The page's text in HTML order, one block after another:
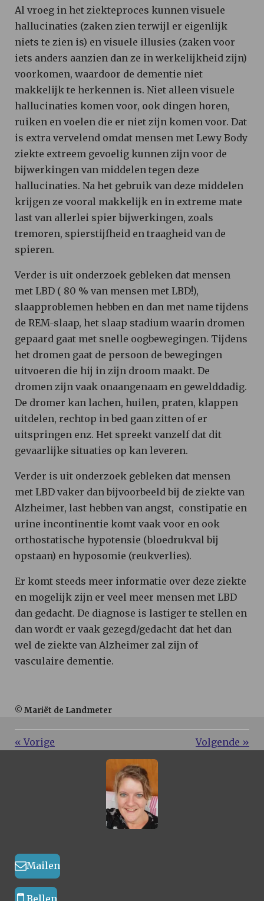
Al vroeg in het ziekteproces kunnen visuele
hallucinaties (zaken zien terwijl er eigenlijk
niets te zien is) en visuele illusies (zaken voor
iets anders aanzien dan ze in werkelijkheid zijn)
voorkomen, waardoor de dementie niet
makkelijk te herkennen is. Niet alleen visuele
hallucinaties komen voor, ook dingen horen,
ruiken en voelen die er niet zijn komen voor. Dat
is extra vervelend omdat mensen met Lewy Body
ziekte extreem gevoelig kunnen zijn voor de
bijwerkingen van middelen tegen deze
hallucinaties. Na het gebruik van deze middelen
krijgen ze vooral makkelijk en in extreme mate
last van allerlei spier bijwerkingen, zoals
tremoren, spierstijfheid en traagheid van de
spieren.
Verder is uit onderzoek gebleken dat mensen
met LBD ( 80 % van mensen met LBD!),
slaapproblemen hebben en dan met name tijdens
de REM-slaap, het slaap stadium waarin dromen
gepaard gaat met snelle oogbewegingen. Tijdens
het dromen gaat de persoon de bewegingen
uitvoeren die hij in zijn droom maakt. De
dromen zijn vaak onaangenaam en gewelddadig.
De dromer kan lachen, huilen, praten, klappen
uitdelen, rechtop in bed gaan zitten of er
uitspringen enz. Het spreekt vanzelf dat dit
gevaarlijke situaties op kan leveren.
Verder is uit onderzoek gebleken dat mensen
met LBD vaker dan bijvoorbeeld bij de ziekte van
Alzheimer, last hebben van angst, constipatie en
urine incontinentie komt vaak voor en ook
orthostatische hypotensie (bloedrukval bij
opstaan) en hyposomie (reukverlies).
Er komt steeds meer informatie over deze ziekte
en mogelijk zijn er veel meer mensen met LBD
dan gedacht. De diagnose is lastiger te stellen en
dan wordt er vaak gezegd/gedacht dat het dan
wel de ziekte van Alzheimer zal zijn of
vasculaire dementie.
© Mariët de Landmeter
«Vorige Volgende »
Mailen